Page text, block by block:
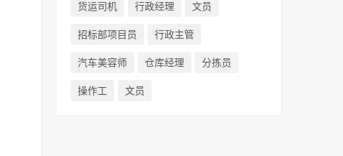
货运司机 行政经理 文员
招标部项目员 行政主管
汽车美容师 仓库经理 分拣员
操作工 文员